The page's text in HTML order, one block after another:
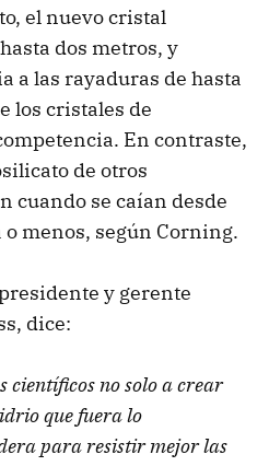
el nuevo cristal
dos metros, y
a las rayaduras de hasta
los cristales de
En contraste,
de otros
cuando se caían desde
menos, según Corning.
y gerente
dice:
científicos no solo a crear
que fuera lo
para resistir mejor las